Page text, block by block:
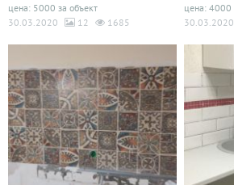
цена: 5000 за объект
30.03.2020
12 1685
цена: 4000
30.03.2020